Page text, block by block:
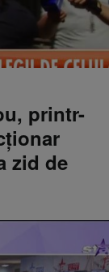
printr-
zid de